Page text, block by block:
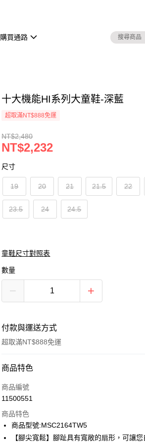
購買通路
十大機能HI系列大童鞋-深藍
超取滿NT$888免運
NT$2,480
NT$2,232
尺寸
19 20 21 21.5 22
23.5 24 24.5
童鞋尺寸對照表
數量
付款與運送方式
超取滿NT$888免運
付款方式
信用卡一次付款
3 期 0 利率 每期
合作金庫商業銀行
第一商業銀
6 期 0 利率 每期NT$372
商品特色
商品編號
11500551
商品特色
商品型號:MSC2164TW5
【腳尖寬鬆】腳趾具有寬敞的扇形，可讓